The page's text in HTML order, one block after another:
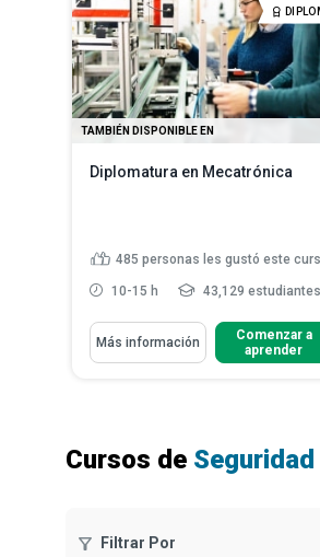
TAMBIÉN DISPONIBLE EN
Diplomatura en Mecatrónica
485 personas les gustó este
10-15 h 43,129 estudiantes
Aprenderás Cómo
Indicar los componentes básicos
Discutir los principios de los
Más información
Comenzar a
aprender
Cursos de Seguridad
Filtrar Por